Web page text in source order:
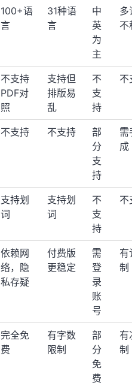
100+语
言
31种语
言
中
英
为
主
多
不
不支持
PDF对
照
支持但
排版易
乱
不
支
持
不
不支持 不支持
部
分
支
持
需
成
支持划
词
支持划
词
不
支
持
不
依赖网
络，隐
私存疑
付费版
更稳定
需
登
录
账
号
有
制
完全免
费
有字数
限制
部
分
免
费
有
制